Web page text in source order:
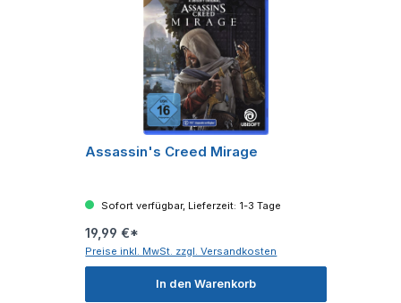
Assassin's Creed Mirage
Sofort verfügbar, Lieferzeit: 1-3 Tage
19,99 €*
Preise inkl. MwSt. zzgl. Versandkosten
In den Warenkorb